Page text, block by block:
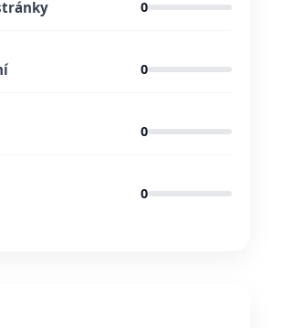
0
0
0
0